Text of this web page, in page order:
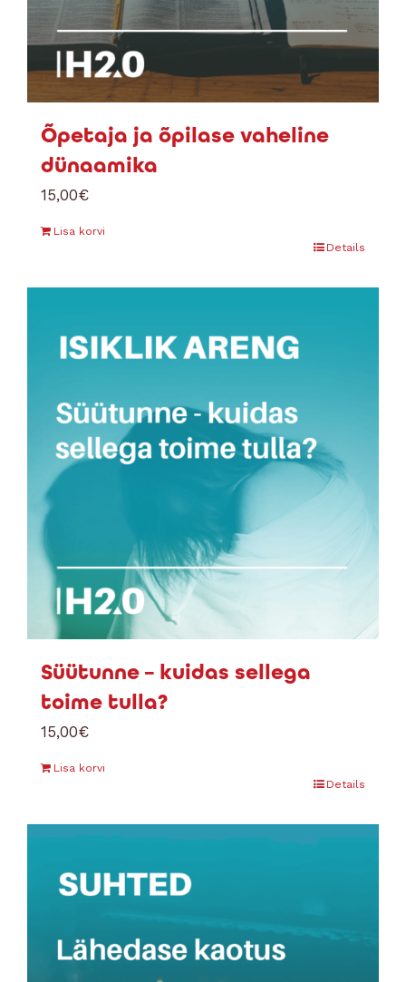
Õpetaja ja õpilase vaheline
dünaamika
15,00€
Lisa korvi
Details
Süütunne – kuidas sellega
toime tulla?
15,00€
Lisa korvi
Details